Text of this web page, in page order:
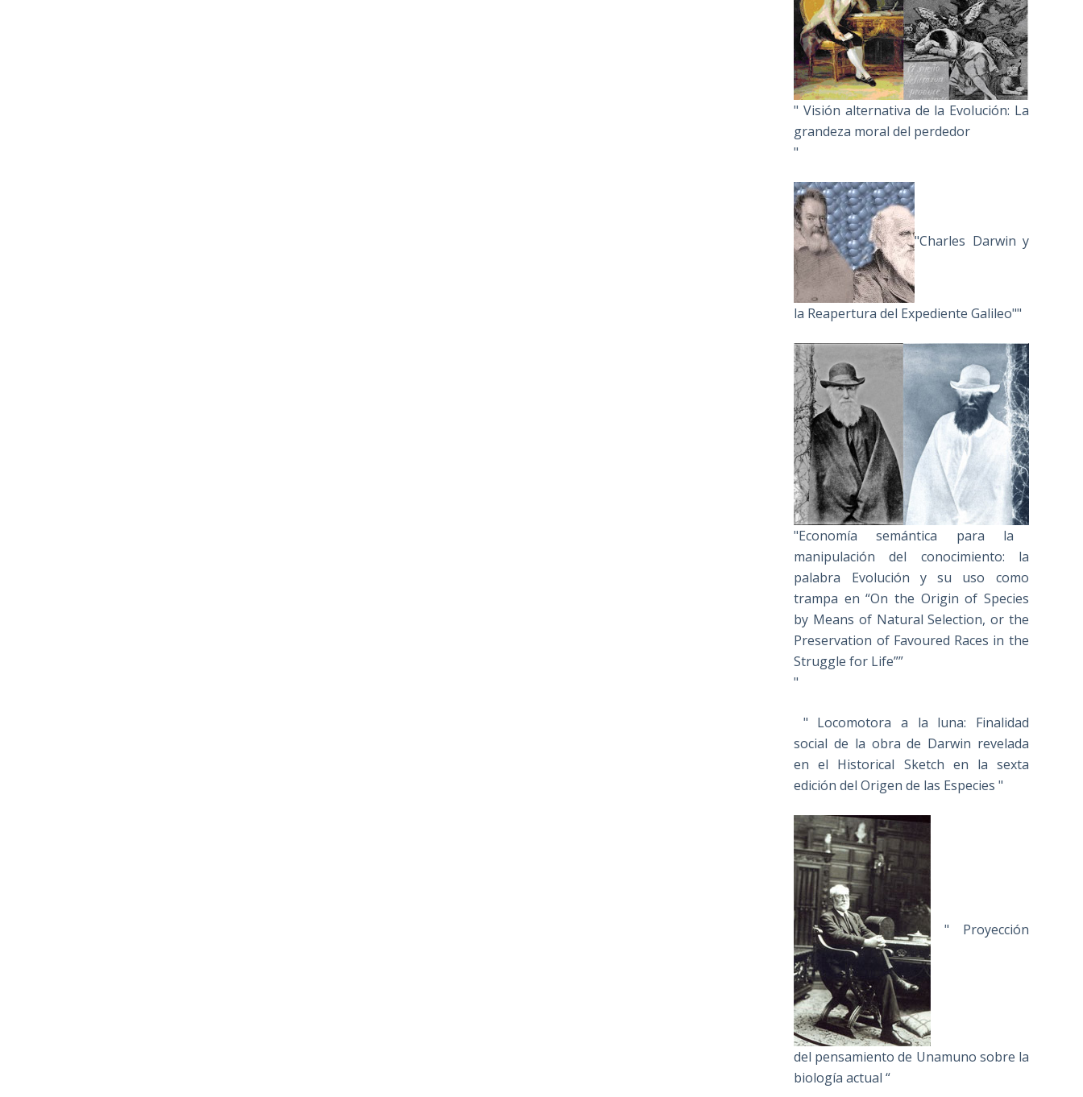
" Visión alternativa de la Evolución: La
grandeza moral del perdedor
"
"Charles Darwin y
la Reapertura del Expediente Galileo""
"Economía semántica para la
manipulación del conocimiento: la
palabra Evolución y su uso como
trampa en “On the Origin of Species
by Means of Natural Selection, or the
Preservation of Favoured Races in the
Struggle for Life””
"
" Locomotora a la luna: Finalidad
social de la obra de Darwin revelada
en el Historical Sketch en la sexta
edición del Origen de las Especies "
" Proyección
del pensamiento de Unamuno sobre la
biología actual “